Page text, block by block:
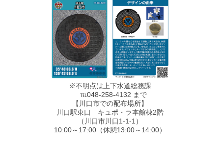
※不明点は上下水道総務課
℡048-258-4132 まで
【川口市での配布場所】
川口駅東口 キュポ・ラ本館棟2階
（川口市川口1-1-1）
10:00～17:00（休憩13:00～14:00）